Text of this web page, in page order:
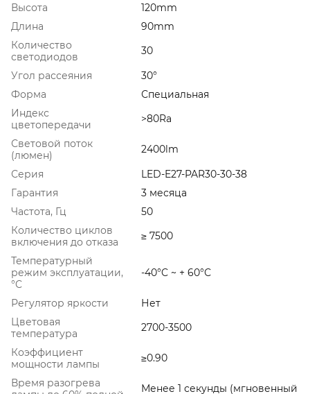
Высота
120mm
Длина
90mm
Количество
светодиодов
30
Угол рассеяния
30°
Форма
Специальная
Индекс
цветопередачи
>80Ra
Световой поток
(люмен)
2400lm
Серия
LED-E27-PAR30-30-38
Гарантия
3 месяца
Частота, Гц
50
Количество циклов
включения до отказа
≥ 7500
Температурный
режим эксплуатации,
°C
-40°C ~ + 60°С
Регулятор яркости
Нет
Цветовая
температура
2700-3500
Коэффициент
мощности лампы
≥0.90
Время разогрева
Менее 1 секунды (мгновенный